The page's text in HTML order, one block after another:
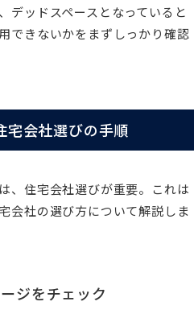
デッドスペースとなっていると
できないかをまずしっかり確認
宅会社選びの手順
、住宅会社選びが重要。これは
会社の選び方について解説しま
ジをチェック